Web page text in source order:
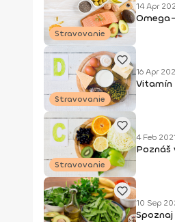
Stravovanie
14 Apr
Stravovanie
16 Apr
Vitamín
Stravovanie
4 Feb
Poznáš
10 Sep